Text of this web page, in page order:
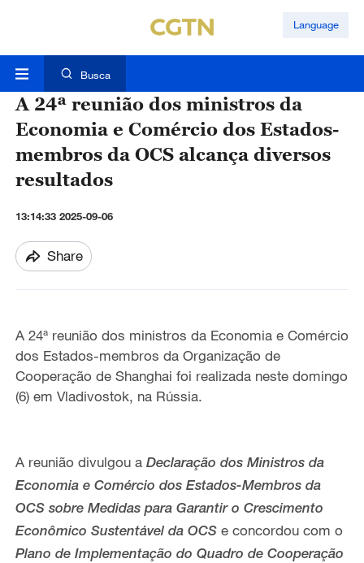
Language
Busca
A 24ª reunião dos ministros da
Economia e Comércio dos Estados-
membros da OCS alcança diversos
resultados
13:14:33 2025-09-06
Share
A 24ª reunião dos ministros da Economia e Comércio
dos Estados-membros da Organização de
Cooperação de Shanghai foi realizada neste domingo
(6) em Vladivostok, na Rússia.
A reunião divulgou a Declaração dos Ministros da
Economia e Comércio dos Estados-Membros da
OCS sobre Medidas para Garantir o Crescimento
Econômico Sustentável da OCSe concordou com o
Plano de Implementação do Quadro de Cooperação